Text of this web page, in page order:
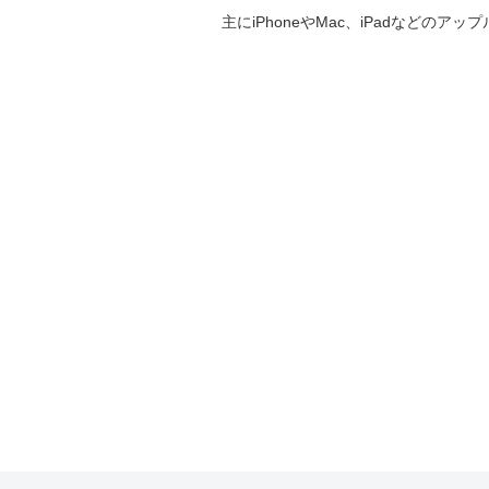
主にiPhoneやMac、iPadなどのアッ